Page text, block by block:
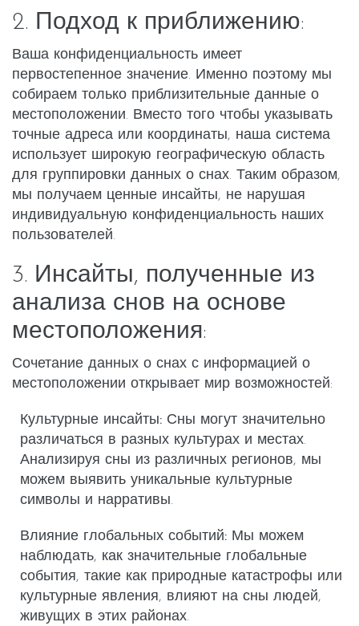
2. Подход к приближению:
Ваша конфиденциальность имеет
первостепенное значение. Именно поэтому мы
собираем только приблизительные данные о
местоположении. Вместо того чтобы указывать
точные адреса или координаты, наша система
использует широкую географическую область
для группировки данных о снах. Таким образом,
мы получаем ценные инсайты, не нарушая
индивидуальную конфиденциальность наших
пользователей.
3. Инсайты, полученные из
анализа снов на основе
местоположения:
Сочетание данных о снах с информацией о
местоположении открывает мир возможностей:
Культурные инсайты: Сны могут значительно
различаться в разных культурах и местах.
Анализируя сны из различных регионов, мы
можем выявить уникальные культурные
символы и нарративы.
Влияние глобальных событий: Мы можем
наблюдать, как значительные глобальные
события, такие как природные катастрофы или
культурные явления, влияют на сны людей,
живущих в этих районах.